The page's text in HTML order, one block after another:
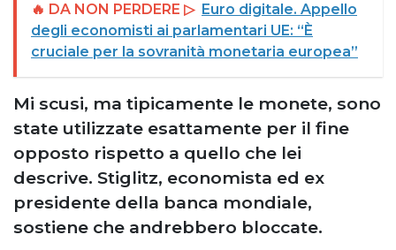
🔥 DA NON PERDERE ▷ Euro digitale. Appello
degli economisti ai parlamentari UE: “È
cruciale per la sovranità monetaria europea”
Mi scusi, ma tipicamente le monete, sono
state utilizzate esattamente per il fine
opposto rispetto a quello che lei
descrive. Stiglitz, economista ed ex
presidente della banca mondiale,
sostiene che andrebbero bloccate.